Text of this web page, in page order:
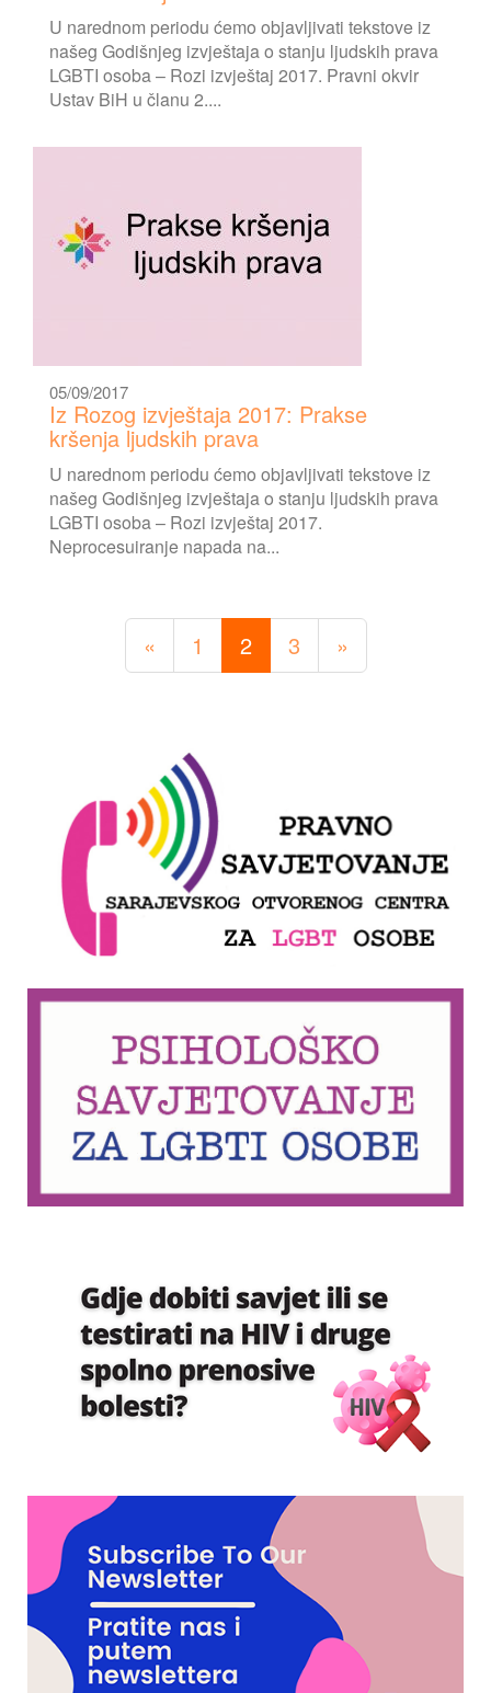
U narednom periodu ćemo objavljivati tekstove iz
našeg Godišnjeg izvještaja o stanju ljudskih prava
LGBTI osoba – Rozi izvještaj 2017. Pravni okvir
Ustav BiH u članu 2....
05/09/2017
Iz Rozog izvještaja 2017: Prakse
kršenja ljudskih prava
U narednom periodu ćemo objavljivati tekstove iz
našeg Godišnjeg izvještaja o stanju ljudskih prava
LGBTI osoba – Rozi izvještaj 2017.
Neprocesuiranje napada na...
« 1 2 3 »